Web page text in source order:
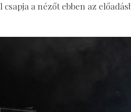
a nézőt ebben az